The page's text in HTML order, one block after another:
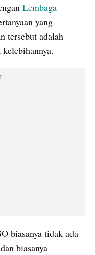
yang
tersebut adalah
biasanya tidak ada
biasanya